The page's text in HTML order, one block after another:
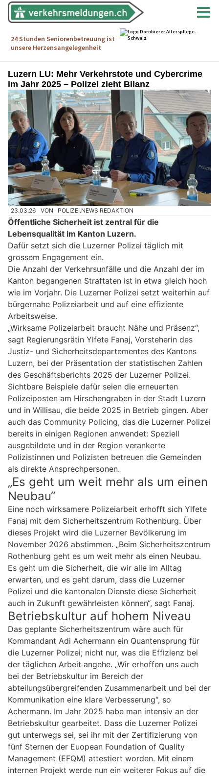
Luzern LU: Mehr Verkehrstote und Cybercrime
im Jahr 2025 – Polizei zieht Bilanz
23.03.26 VON POLIZEI.NEWS REDAKTION
Öffentliche Sicherheit ist zentral für die
Lebensqualität im Kanton Luzern.
Dafür setzt sich die Luzerner Polizei täglich mit
grossem Engagement ein.
Die Anzahl der Verkehrsunfälle und die Anzahl der im
Kanton begangenen Straftaten ist in etwa gleich hoch
wie im Vorjahr. Die Luzerner Polizei setzt weiterhin auf
bürgernahe Polizeiarbeit und auf eine effiziente
Arbeitsweise.
„Wirksame Polizeiarbeit braucht Nähe und Präsenz“,
sagt Regierungsrätin Ylfete Fanaj, Vorsteherin des
Justiz- und Sicherheitsdepartementes des Kantons
Luzern, bei der Präsentation der statistischen Zahlen
des Geschäftsberichts 2025 der Luzerner Polizei.
Sichtbare Beispiele dafür seien die erneuerten
Polizeiposten am Hirschengraben in der Stadt Luzern
und in Willisau, die beide 2025 in Betrieb gingen. Aber
auch das Community Policing, das die Luzerner Polizei
bereits in einigen Regionen anwendet: Speziell
ausgebildete und in der Region verankerte
Polizistinnen und Polizisten betreuen die Gemeinden
als direkte Ansprechpersonen.
„Es geht um weit mehr als um einen
Neubau“
Eine noch wirksamere Polizeiarbeit erhofft sich Ylfete
Fanaj mit dem Sicherheitszentrum Rothenburg. Über
dieses Projekt wird die Luzerner Bevölkerung im
November 2026 abstimmen. „Beim Sicherheitszentrum
Rothenburg geht es um weit mehr als einen Neubau.
Es geht um die Sicherheit, die wir alle im Alltag
erwarten, und es geht darum, dass die Luzerner
Polizei und die kantonalen Dienste diese Sicherheit
auch in Zukunft gewährleisten können“, sagt Fanaj.
Betriebskultur auf hohem Niveau
Das geplante Sicherheitszentrum wäre auch für
Kommandant Adi Achermann ein Quantensprung für
die Luzerner Polizei; nicht nur, was die Effizienz bei
der täglichen Arbeit angehe. „Wir erhoffen uns auch
bei der Betriebskultur im Bereich der
abteilungsübergreifenden Zusammenarbeit und bei der
Kommunikation eine klare Verbesserung“, so
Achermann. Im Jahr 2025 habe man intensiv an der
Betriebskultur gearbeitet. Dass die Luzerner Polizei
gut unterwegs sei, sei ihr mit der Zertifizierung von
fünf Sternen der Euopean Foundation of Quality
Management (EFQM) attestiert worden. Mit einem
internen Projekt werde nun ein weiterer Fokus auf die